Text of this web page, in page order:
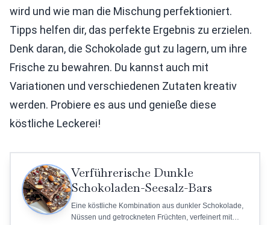
wird und wie man die Mischung perfektioniert.
Tipps helfen dir, das perfekte Ergebnis zu erzielen.
Denk daran, die Schokolade gut zu lagern, um ihre
Frische zu bewahren. Du kannst auch mit
Variationen und verschiedenen Zutaten kreativ
werden. Probiere es aus und genieße diese
köstliche Leckerei!
Verführerische Dunkle
Schokoladen-Seesalz-Bars
Eine köstliche Kombination aus dunkler Schokolade,
Nüssen und getrockneten Früchten, verfeinert mit